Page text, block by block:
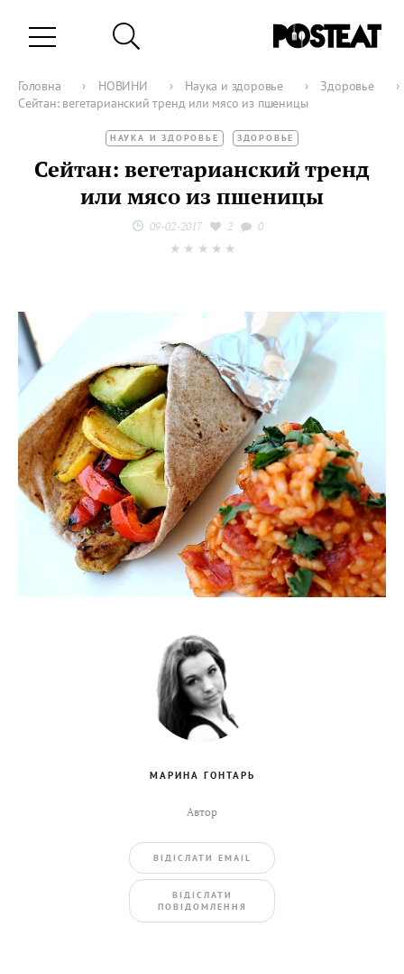
Головна › НОВИНИ › Наука и здоровье › Здоровье
›
Сейтан: вегетарианский тренд или мясо из пшеницы
НАУКА И ЗДОРОВЬЕ ЗДОРОВЬЕ
Сейтан: вегетарианский тренд
или мясо из пшеницы
09-02-2017 2 0
★
★
★
★
★
МАРИНА ГОНТАРЬ
Автор
ВIДIСЛАТИ EMAIL
BIДIСЛАТИ
ПОВIДОМЛЕННЯ